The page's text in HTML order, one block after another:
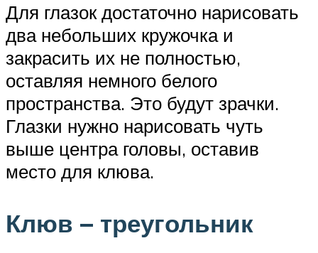
Для глазок достаточно нарисовать
два небольших кружочка и
закрасить их не полностью,
оставляя немного белого
пространства. Это будут зрачки.
Глазки нужно нарисовать чуть
выше центра головы, оставив
место для клюва.
Клюв – треугольник